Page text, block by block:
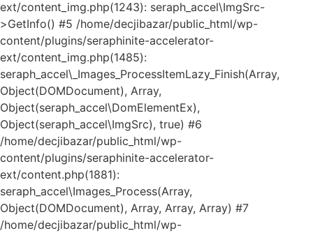
ext/content_img.php(1243): seraph_accel\ImgSrc-
>GetInfo() #5 /home/decjibazar/public_html/wp-
content/plugins/seraphinite-accelerator-
ext/content_img.php(1485):
seraph_accel\_Images_ProcessItemLazy_Finish(Array,
Object(DOMDocument), Array,
Object(seraph_accel\DomElementEx),
Object(seraph_accel\ImgSrc), true) #6
/home/decjibazar/public_html/wp-
content/plugins/seraphinite-accelerator-
ext/content.php(1881):
seraph_accel\Images_Process(Array,
Object(DOMDocument), Array, Array, Array) #7
/home/decjibazar/public_html/wp-